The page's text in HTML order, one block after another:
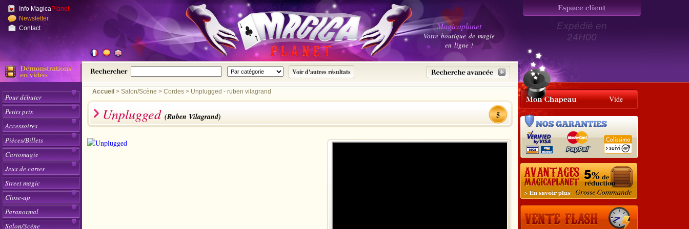
Expédié en
24H00
Info MagicaPlanet
Newsletter
Contact
Magicaplanet
Votre boutique de magie
en ligne !
Pour débuter
Petits prix
Accessoires
Pièces/Billets
Cartomagie
Jeux de cartes
Street magic
Close-up
Paranormal
Salon/Scéne
Accueil > Salon/Scène Cordes Unplugged - ruben vilagrand
Unplugged(Ruben Vilagrand) 5
Vide